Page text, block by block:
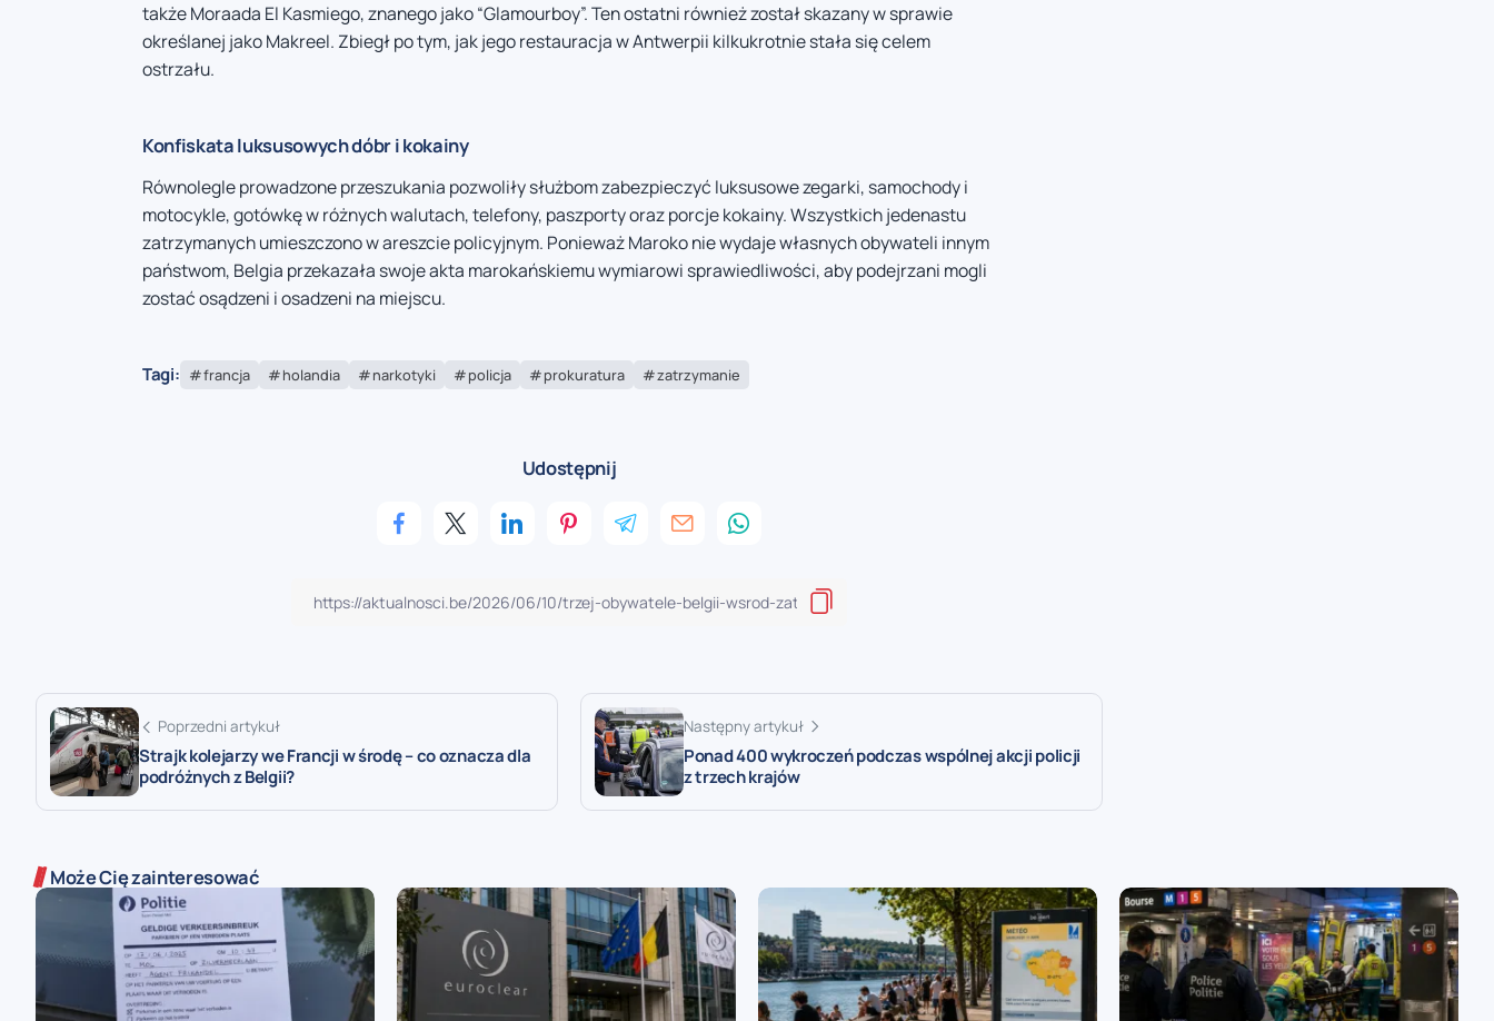
także Moraada El Kasmiego, znanego jako “Glamourboy”. Ten ostatni również został skazany w sprawie
określanej jako Makreel. Zbiegł po tym, jak jego restauracja w Antwerpii kilkukrotnie stała się celem
ostrzału.
Konfiskata luksusowych dóbr i kokainy
Równolegle prowadzone przeszukania pozwoliły służbom zabezpieczyć luksusowe zegarki, samochody i
motocykle, gotówkę w różnych walutach, telefony, paszporty oraz porcje kokainy. Wszystkich jedenastu
zatrzymanych umieszczono w areszcie policyjnym. Ponieważ Maroko nie wydaje własnych obywateli innym
państwom, Belgia przekazała swoje akta marokańskiemu wymiarowi sprawiedliwości, aby podejrzani mogli
zostać osądzeni i osadzeni na miejscu.
Tagi: francja holandia narkotyki policja prokuratura zatrzymanie
Udostępnij
Poprzedni artykuł
Strajk kolejarzy we Francji w środę – co oznacza dla
podróżnych z Belgii?
Następny artykuł
Ponad 400 wykroczeń podczas wspólnej akcji policji
z trzech krajów
Może Cię zainteresować